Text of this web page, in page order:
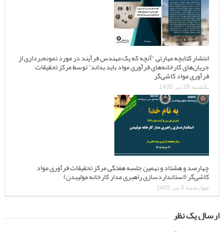
انتشار کتابچه مهارتی “آنچه که یک مهندس فرآیند در مورد نمونه‌برداری از
جریان‌های کارخانه‌های فرآوری مواد باید بداند” توسط مرکز تحقیقات
فرآوری مواد کاشی‌گر
یکشنبه 28 تیر 1405
چهارصد و هشتاد و نهمین جلسه هفتگی مرکز تحقیقات فرآوری مواد
کاشی‌گر (استانداردسازی راهبری مدار کارخانه مولیبدن)
چهارشنبه 3 تیر 1405
ارسال یک نظر